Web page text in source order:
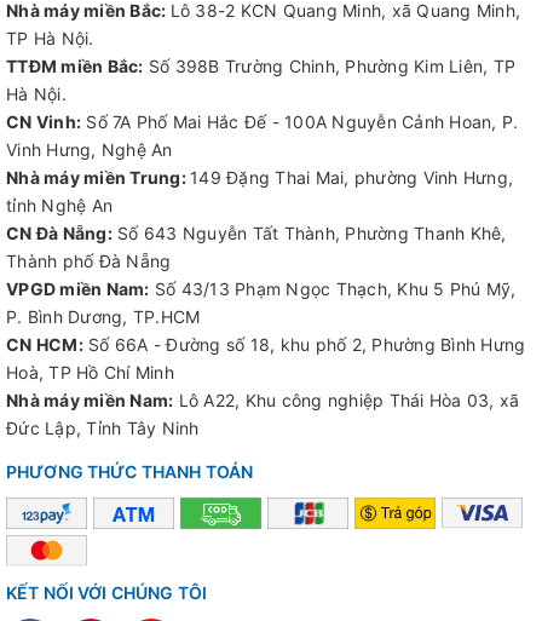
Nhà máy miền Bắc: Lô 38-2 KCN Quang Minh, xã Quang Minh,
TP Hà Nội.
TTĐM miền Bắc: Số 398B Trường Chinh, Phường Kim Liên, TP
Hà Nội.
CN Vinh: Số 7A Phố Mai Hắc Đế - 100A Nguyễn Cảnh Hoan, P.
Vinh Hưng, Nghệ An
Nhà máy miền Trung: 149 Đặng Thai Mai, phường Vinh Hưng,
tỉnh Nghệ An
CN Đà Nẵng:Số 643 Nguyễn Tất Thành, Phường Thanh Khê,
Thành phố Đà Nẵng
VPGD miền Nam: Số 43/13 Phạm Ngọc Thạch, Khu 5 Phú Mỹ,
P. Bình Dương, TP.HCM
CN HCM:Số 66A - Đường số 18, khu phố 2, Phường Bình Hưng
Hoà, TP Hồ Chí Minh
Nhà máy miền Nam: Lô A22, Khu công nghiệp Thái Hòa 03, xã
Đức Lập, Tỉnh Tây Ninh
PHƯƠNG THỨC THANH TOÁN
KẾT NỐI VỚI CHÚNG TÔI